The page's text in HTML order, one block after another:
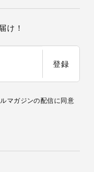
け！
登録
マガジンの配信に同意